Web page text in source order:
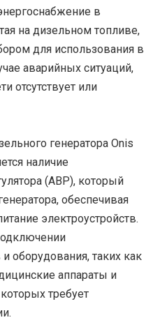
в
на дизельном топливе,
для использования в
аварийных ситуаций,
отсутствует или
генератора Onis
наличие
(АВР), который
обеспечивая
электроустройств.
оборудования, таких как
аппараты и
требует